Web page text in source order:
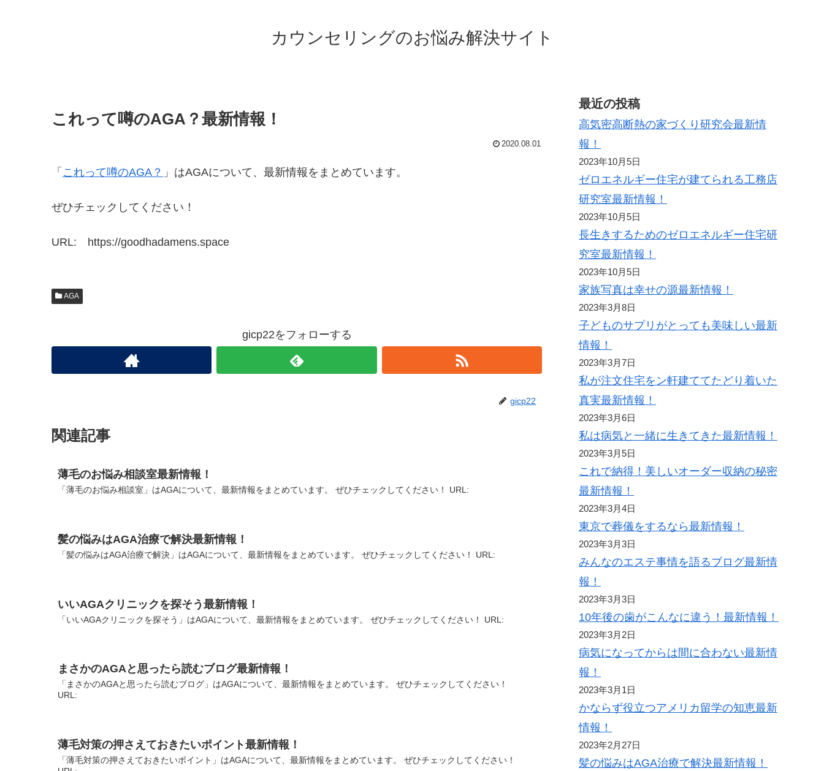
カウンセリングのお悩み解決サイト
これって噂のAGA？最新情報！
2020.08.01
「 これって噂のAGA？ 」はAGAについて、最新情報をまとめています。
ぜひチェックしてください！
URL: https://goodhadamens.space
AGA
gicp22をフォローする
gicp22
関連記事
薄毛のお悩み相談室最新情報！
「薄毛のお悩み相談室」はAGAについて、最新情報をまとめています。 ぜひチェックしてください！ URL:
髪の悩みはAGA治療で解決最新情報！
「髪の悩みはAGA治療で解決」はAGAについて、最新情報をまとめています。 ぜひチェックしてください！ URL:
いいAGAクリニックを探そう最新情報！
「いいAGAクリニックを探そう」はAGAについて、最新情報をまとめています。 ぜひチェックしてください！ URL:
まさかのAGAと思ったら読むブログ最新情報！
「まさかのAGAと思ったら読むブログ」はAGAについて、最新情報をまとめています。 ぜひチェックしてください！
URL:
薄毛対策の押さえておきたいポイント最新情報！
「薄毛対策の押さえておきたいポイント」はAGAについて、最新情報をまとめています。 ぜひチェックしてください！
最近の投稿
高気密高断熱の家づくり研究会最新情
報！
2023年10月5日
ゼロエネルギー住宅が建てられる工務店
研究室最新情報！
2023年10月5日
長生きするためのゼロエネルギー住宅研
究室最新情報！
2023年10月5日
家族写真は幸せの源最新情報！
2023年3月8日
子どものサプリがとっても美味しい最新
情報！
2023年3月7日
私が注文住宅をン軒建ててたどり着いた
真実最新情報！
2023年3月6日
私は病気と一緒に生きてきた最新情報！
2023年3月5日
これで納得！美しいオーダー収納の秘密
最新情報！
2023年3月4日
東京で葬儀をするなら最新情報！
2023年3月3日
みんなのエステ事情を語るブログ最新情
報！
2023年3月3日
10年後の歯がこんなに違う！最新情報！
2023年3月2日
病気になってからは間に合わない最新情
報！
2023年3月1日
かならず役立つアメリカ留学の知恵最新
情報！
2023年2月27日
髪の悩みはAGA治療で解決最新情報！